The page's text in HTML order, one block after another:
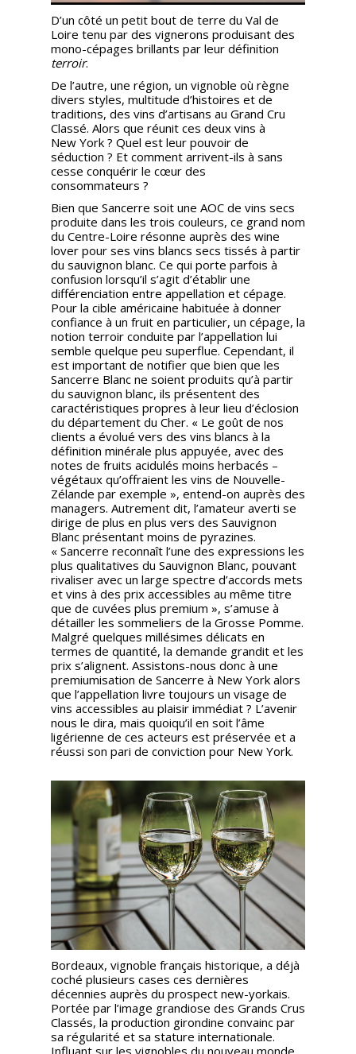
D’un côté un petit bout de terre du Val de
Loire tenu par des vignerons produisant des
mono-cépages brillants par leur définition
terroir.
De l’autre, une région, un vignoble où règne
divers styles, multitude d’histoires et de
traditions, des vins d’artisans au Grand Cru
Classé. Alors que réunit ces deux vins à
New York ? Quel est leur pouvoir de
séduction ? Et comment arrivent-ils à sans
cesse conquérir le cœur des
consommateurs ?
Bien que Sancerre soit une AOC de vins secs
produite dans les trois couleurs, ce grand nom
du Centre-Loire résonne auprès des wine
lover pour ses vins blancs secs tissés à partir
du sauvignon blanc. Ce qui porte parfois à
confusion lorsqu’il s’agit d’établir une
différenciation entre appellation et cépage.
Pour la cible américaine habituée à donner
confiance à un fruit en particulier, un cépage, la
notion terroir conduite par l’appellation lui
semble quelque peu superflue. Cependant, il
est important de notifier que bien que les
Sancerre Blanc ne soient produits qu’à partir
du sauvignon blanc, ils présentent des
caractéristiques propres à leur lieu d’éclosion
du département du Cher. « Le goût de nos
clients a évolué vers des vins blancs à la
définition minérale plus appuyée, avec des
notes de fruits acidulés moins herbacés –
végétaux qu’offraient les vins de Nouvelle-
Zélande par exemple », entend-on auprès des
managers. Autrement dit, l’amateur averti se
dirige de plus en plus vers des Sauvignon
Blanc présentant moins de pyrazines.
« Sancerre reconnaît l’une des expressions les
plus qualitatives du Sauvignon Blanc, pouvant
rivaliser avec un large spectre d’accords mets
et vins à des prix accessibles au même titre
que de cuvées plus premium », s’amuse à
détailler les sommeliers de la Grosse Pomme.
Malgré quelques millésimes délicats en
termes de quantité, la demande grandit et les
prix s’alignent. Assistons-nous donc à une
premiumisation de Sancerre à New York alors
que l’appellation livre toujours un visage de
vins accessibles au plaisir immédiat ? L’avenir
nous le dira, mais quoiqu’il en soit l’âme
ligérienne de ces acteurs est préservée et a
réussi son pari de conviction pour New York.
Bordeaux, vignoble français historique, a déjà
coché plusieurs cases ces dernières
décennies auprès du prospect new-yorkais.
Portée par l’image grandiose des Grands Crus
Classés, la production girondine convainc par
sa régularité et sa stature internationale.